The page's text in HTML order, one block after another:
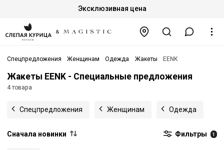
Эксклюзивная цена
Спецпредложения Женщинам Одежда Жакеты EENK
Жакеты EENK - Специальные предложения
4 товара
Спецпредложения Женщинам Одежда
Сначала новинки Фильтры 1